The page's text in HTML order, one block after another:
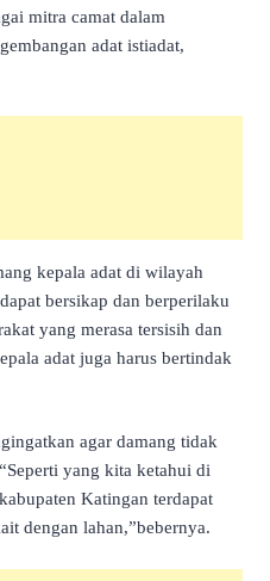
mitra camat dalam
adat istiadat,
kepala adat di wilayah
bersikap dan berperilaku
yang merasa tersisih dan
adat juga harus bertindak
agar damang tidak
yang kita ketahui di
Katingan terdapat
dengan lahan,”bebernya.